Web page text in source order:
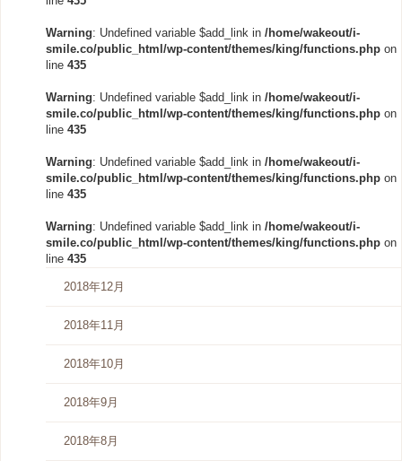
Warning: Undefined variable $add_link in /home/wakeout/i-
smile.co/public_html/wp-content/themes/king/functions.php on
line 435
Warning: Undefined variable $add_link in /home/wakeout/i-
smile.co/public_html/wp-content/themes/king/functions.php on
line 435
Warning: Undefined variable $add_link in /home/wakeout/i-
smile.co/public_html/wp-content/themes/king/functions.php on
line 435
Warning: Undefined variable $add_link in /home/wakeout/i-
smile.co/public_html/wp-content/themes/king/functions.php on
line 435
2018年12月
2018年11月
2018年10月
2018年9月
2018年8月